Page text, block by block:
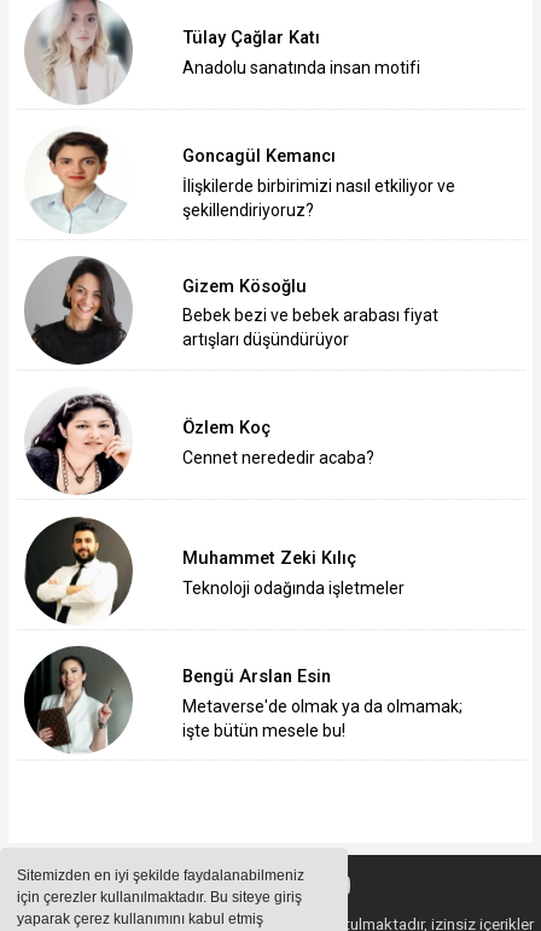
Sitemizden en iyi şekilde faydalanabilmeniz
için çerezler kullanılmaktadır. Bu siteye giriş
yaparak çerez kullanımını kabul etmiş
Tülay Çağlar Katı
Anadolu sanatında insan motifi
Goncagül Kemancı
İlişkilerde birbirimizi nasıl etkiliyor ve
şekillendiriyoruz?
Gizem Kösoğlu
Bebek bezi ve bebek arabası fiyat
artışları düşündürüyor
Özlem Koç
Cennet nerededir acaba?
Muhammet Zeki Kılıç
Teknoloji odağında işletmeler
Bengü Arslan Esin
Metaverse'de olmak ya da olmamak;
işte bütün mesele bu!
Sitemizde bulunan içeriklerin tüm hakları saklı tutulmaktadır, izinsiz içerikler